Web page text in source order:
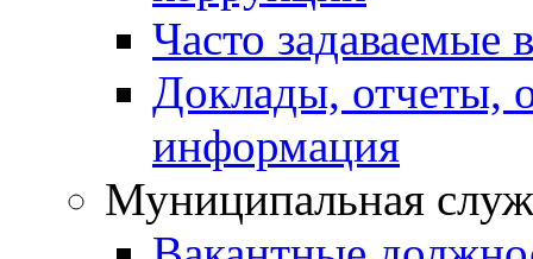
Часто задаваемые
Доклады, отчеты,
информация
Муниципальная